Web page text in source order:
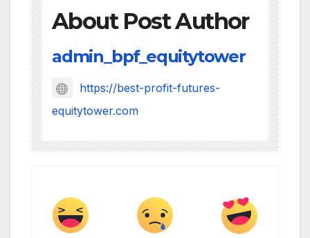
About Post Author
admin_bpf_equitytower
https://best-profit-futures-
equitytower.com